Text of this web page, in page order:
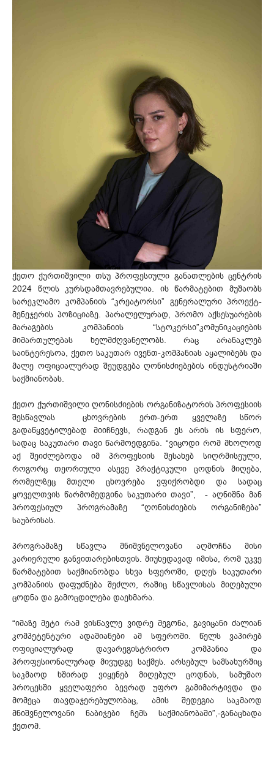
ქეთო ქურთიშვილი თსუ პროფესიული განათლების ცენტრის
2024 წლის კურსდამთავრებულია. ის წარმატებით მუშაობს
სარეკლამო კომპანიის “კრეატორსი” გენერალური პროექტ-
მენეჯერის პოზიციაზე. პარალელურად, პრომო აქსესუარების
მარაგების კომპანიის “სტოკერსი”კომუნიკაციების
მიმართულებას ხელმძღვანელობს. რაც არანაკლებ
საინტერესოა, ქეთო საკუთარ ივენთ-კომპანიას აყალიბებს და
მალე ოფიციალურად შეუდგება ღონისძიებების ინდუსტრიაში
საქმიანობას.
ქეთო ქურთიშვილი ღონისძიების ორგანიზატორის პროფესიის
შესწავლას ცხოვრების ერთ-ერთ ყველაზე სწორ
გადაწყვეტილებად მიიჩნევს, რადგან ეს არის ის სფერო,
სადაც საკუთარი თავი წარმოედგინა. “ვიცოდი რომ მხოლოდ
აქ შეიძლებოდა იმ პროფესიის შესახებ სიღრმისეული,
როგორც თეორიული ასევე პრაქტიკული ცოდნის მიღება,
რომელზეც მთელი ცხოვრება ვფიქრობდი და სადაც
ყოველთვის წარმომედგინა საკუთარი თავი”, - აღნიშნა მან
პროფესიულ პროგრამაზე “ღონისძიების ორგანიზება”
საუბრისას.
პროგრამაზე სწავლა მნიშვნელოვანი აღმოჩნა მისი
კარიერული განვითარებისთვის. მიუხედავად იმისა, რომ უკვე
წარმატებით საქმიანობდა სხვა სფეროში, დღეს საკუთარი
კომპანიის დაფუძნება შეძლო, რაშიც სწავლისას მიღებული
ცოდნა და გამოცდილება დაეხმარა.
“იმაზე მეტი რამ ვისწავლე ვიდრე მეგონა, გავიცანი ძალიან
კომპეტენტური ადამიანები ამ სფეროში. წელს ვაპირებ
ოფიციალურად დავარეგისტრირო კომპანია და
პროფესიონალურად მივუდგე საქმეს. არსებულ სამსახურშიც
საკმაოდ ხშირად ვიყენებ მიღებულ ცოდნას, სამუშაო
პროცესში ყველაფერი ბევრად უფრო გამიმარტივდა და
მომეცა თავდაჯერებულობაც, ამის შედეგია საკმაოდ
მნიშვნელოვანი ნაბიჯები ჩემს საქმიანობაში”,-განაცხადა
ქეთომ.